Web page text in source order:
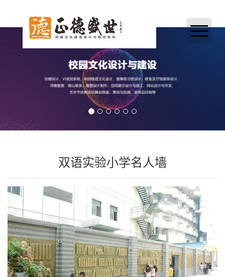
网站首页
案例展示
联系我们
合作伙伴
双语实验小学名人墙